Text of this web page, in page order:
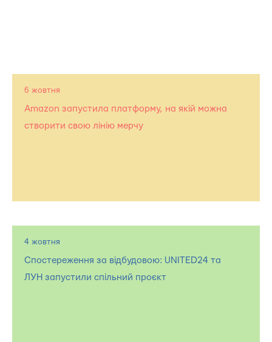
6 жовтня
Amazon запустила платформу, на якій можна
створити свою лінію мерчу
4 жовтня
Спостереження за відбудовою: UNITED24 та
ЛУН запустили спільний проєкт